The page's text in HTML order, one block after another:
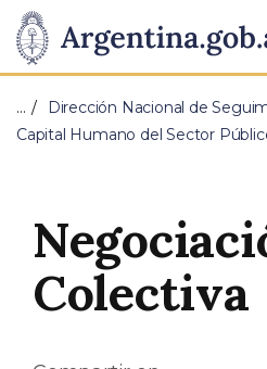
Presidencia
de
la
Pasar al contenido principal
…
Dirección Nacional de
Capital Humano del Sector
Colectiva